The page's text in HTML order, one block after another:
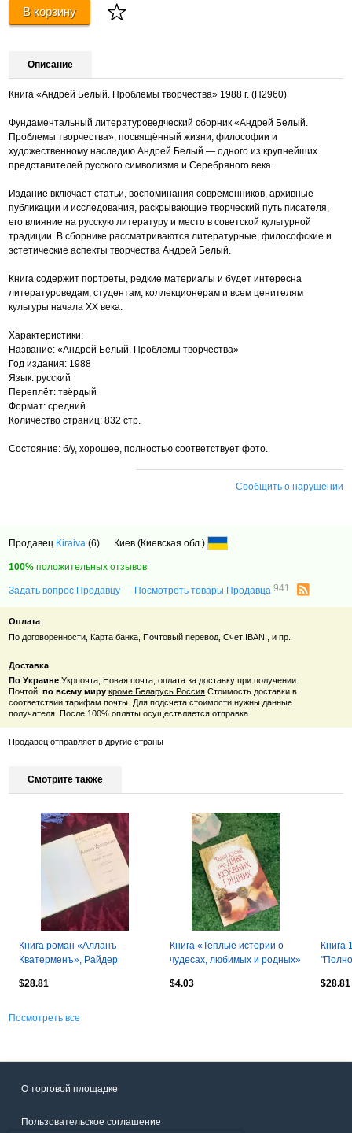
В корзину
Описание
Книга «Андрей Белый. Проблемы творчества» 1988 г. (Н2960)
Фундаментальный литературоведческий сборник «Андрей Белый.
Проблемы творчества», посвящённый жизни, философии и
художественному наследию Андрей Белый — одного из крупнейших
представителей русского символизма и Серебряного века.
Издание включает статьи, воспоминания современников, архивные
публикации и исследования, раскрывающие творческий путь писателя,
его влияние на русскую литературу и место в советской культурной
традиции. В сборнике рассматриваются литературные, философские и
эстетические аспекты творчества Андрей Белый.
Книга содержит портреты, редкие материалы и будет интересна
литературоведам, студентам, коллекционерам и всем ценителям
культуры начала XX века.
Характеристики:
Название: «Андрей Белый. Проблемы творчества»
Год издания: 1988
Язык: русский
Переплёт: твёрдый
Формат: средний
Количество страниц: 832 стр.
Состояние: б/у, хорошее, полностью соответствует фото.
Сообщить о нарушении
Продавец Kiraiva (6) Киев (Киевская обл.)
100% положительных отзывов
Задать вопрос Продавцу Посмотреть товары Продавца941
Оплата
По договоренности, Карта банка, Почтовый перевод, Счет IBAN:, и пр.
Доставка
По Украине Укрпочта, Новая почта, оплата за доставку при получении.
Почтой,по всему мирукроме Беларусь Россия Стоимость доставки в
соответствии тарифам почты. Для подсчета стоимости нужны данные
получателя. После 100% оплаты осуществляется отправка.
Продавец отправляет в другие страны
Смотрите также
Книга роман «Алланъ
Кватерменъ», Райдер
Н2507
$28.81
Книга «Теплые истории о
чудесах, любимых и родных»
(Н8007
$4.03
Книга
1908
$28.81
Посмотреть все
О торговой площадке
Пользовательское соглашение